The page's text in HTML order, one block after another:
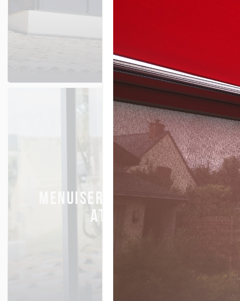
MENUISERIES & CHASSIS
ATELIER